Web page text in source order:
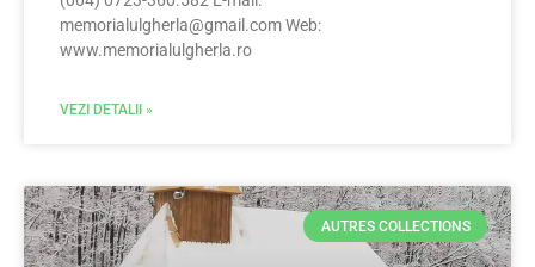
memorialulgherla@gmail.comWeb:
www.memorialulgherla.ro
VEZI DETALII »
AUTRES COLLECTIONS